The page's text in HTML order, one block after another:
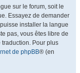
sur le forum, soit le
Essayez de demander
installer la langue
pas, vous êtes libre de
Pour plus
de phpBB® (en